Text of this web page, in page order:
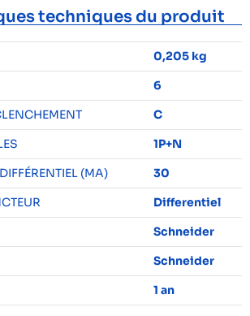
techniques du produit
0,205 kg
6
C
1P+N
(MA)
30
Differentiel
Schneider
Schneider
1 an